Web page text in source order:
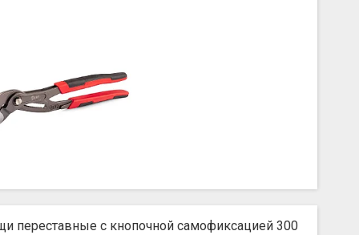
переставные с кнопочной самофиксацией 300